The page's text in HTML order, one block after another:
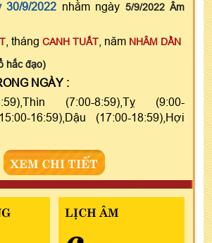
30/9/2022 nhằm ngày 5/9/2022 Âm
, tháng CANH TUẤT , năm NHÂM DẦN
hắc đạo)
NGÀY :
(7:00-8:59),Tỵ (9:00-
16:59),Dậu (17:00-18:59),Hợi
XEM CHI TIẾT
LỊCH ÂM